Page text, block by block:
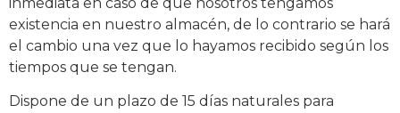
existencia en nuestro almacén, de lo contrario se hará
el cambio una vez que lo hayamos recibido según los
tiempos que se tengan.
Dispone de un plazo de 15 días naturales para